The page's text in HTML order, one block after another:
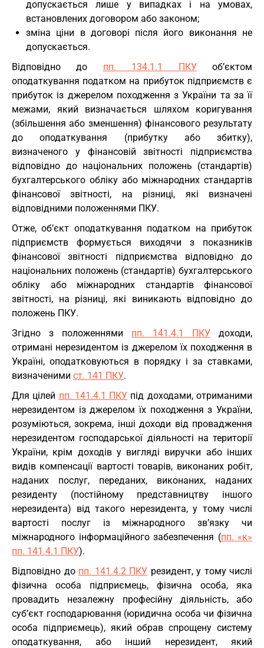
допускається лише у випадках і на умовах,
встановлених договором або законом;
зміна ціни в договорі після його виконання не
допускається.
Відповідно до пп. 134.1.1 ПКУоб’єктом
оподаткування податком на прибуток підприємств є
прибуток із джерелом походження з України та за її
межами, який визначається шляхом коригування
(збільшення або зменшення) фінансового результату
до оподаткування (прибутку або збитку),
визначеного у фінансовій звітності підприємства
відповідно до національних положень (стандартів)
бухгалтерського обліку або міжнародних стандартів
фінансової звітності, на різниці, які визначені
відповідними положеннями ПКУ.
Отже, об’єкт оподаткування податком на прибуток
підприємств формується виходячи з показників
фінансової звітності підприємства відповідно до
національних положень (стандартів) бухгалтерського
обліку або міжнародних стандартів фінансової
звітності, на різниці, які виникають відповідно до
положень ПКУ.
Згідно з положеннями пп. 141.4.1 ПКУ доходи,
отримані нерезидентом із джерелом їх походження в
Україні, оподатковуються в порядку і за ставками,
визначеними ст. 141 ПКУ.
Для цілей пп. 141.4.1 ПКУ під доходами, отриманими
нерезидентом із джерелом їх походження з України,
розуміються, зокрема, інші доходи від провадження
нерезидентом господарської діяльності на території
України, крім доходів у вигляді виручки або інших
видів компенсації вартості товарів, виконаних робіт,
наданих послуг, переданих, виконаних, наданих
резиденту (постійному представництву іншого
нерезидента) від такого нерезидента, у тому числі
вартості послуг із міжнародного зв’язку чи
міжнародного інформаційного забезпечення (пп. «к»
пп. 141.4.1 ПКУ).
Відповідно до пп. 141.4.2 ПКУ резидент, у тому числі
фізична особа підприємець, фізична особа, яка
провадить незалежну професійну діяльність, або
суб’єкт господарювання (юридична особа чи фізична
особа підприємець), який обрав спрощену систему
оподаткування, або інший нерезидент, який